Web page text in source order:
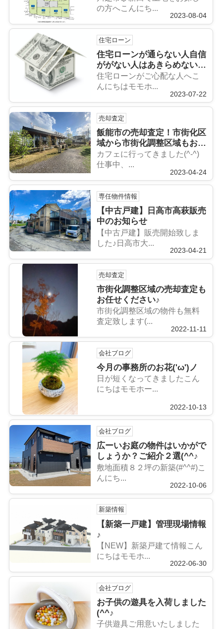
の方へこんにち...
2023-08-04
住宅ローン
住宅ローンが通らない人自信
ががない人はあきらめないで
(^^)
住宅ローンがご心配な人へこ
んにちはモモホ...
2023-07-22
売却査定
飯能市の売却査定！市街化区
域から市街化調整区域もお任
せください
カフェに行ってきました(^-^)
仕事中、...
2023-04-24
専任物件情報
【中古戸建】日高市高萩販売
中のお知らせ
【中古戸建】販売開始致しま
した♪日高市大...
2023-04-21
売却査定
市街化調整区域の売却査定も
お任せください♪
市街化調整区域の物件も無料
査定致します(...
2022-11-11
会社ブログ
今月の事務所のお花('ω')ノ
日が短くなってきましたこん
にちはモモホー...
2022-10-13
会社ブログ
広ーいお庭の物件はいかがで
しょうか？ご紹介２選(^^♪
敷地面積８２坪の新築(#^^#)こ
んにち...
2022-10-06
新築情報
【新築一戸建】管理現場情報
♪
【NEW】新築戸建て情報こん
にちはモモホ...
2022-06-30
会社ブログ
お子供の遊具を入荷しました
(^^♪
子供遊具ご用意いたしました